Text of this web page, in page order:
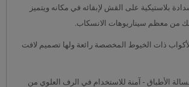
بلاستيكية على القش لإبقائه في مكانه ويتميز
من معظم سيناريوهات الانسكاب.
ذات الخيوط المخصصة رائعة ولها تصميم لافت
الأطباق - آمنة للاستخدام في الرف العلوي من